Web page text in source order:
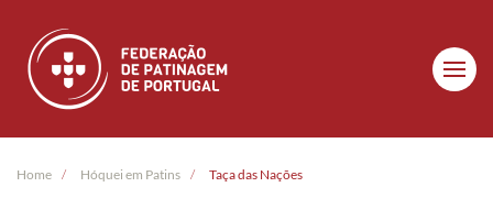
Skip to main content
Home Hóquei em Patins Taça das Nações